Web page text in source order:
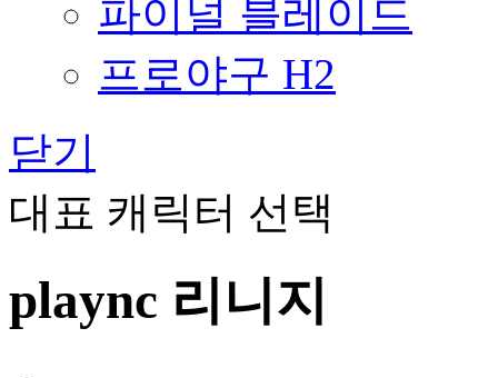
파이널 블레이드
프로야구 H2
닫기
대표 캐릭터 선택
plaync 리니지